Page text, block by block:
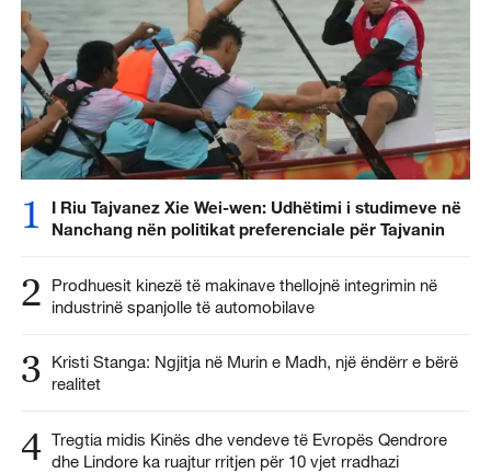
1
I Riu Tajvanez Xie Wei-wen: Udhëtimi i studimeve në
Nanchang nën politikat preferenciale për Tajvanin
2
Prodhuesit kinezë të makinave thellojnë integrimin në
industrinë spanjolle të automobilave
3
Kristi Stanga: Ngjitja në Murin e Madh, një ëndërr e bërë
realitet
4 Tregtia midis Kinës dhe vendeve të Evropës Qendrore
dhe Lindore ka ruajtur rritjen për 10 vjet rradhazi